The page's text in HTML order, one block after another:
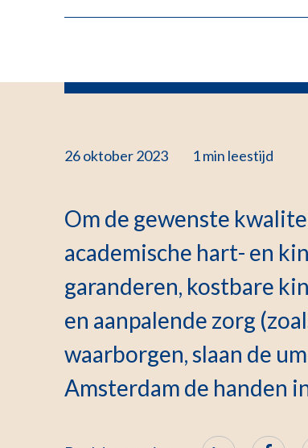
26 oktober 2023 1 min leestijd
Om de gewenste
academische hart- en
garanderen, kostbare
en aanpalende zorg
waarborgen, slaan de
Amsterdam de handen